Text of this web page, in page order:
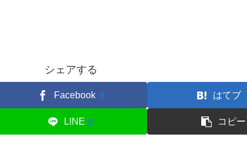
シェアする
Facebook はてブ
LINE コピー